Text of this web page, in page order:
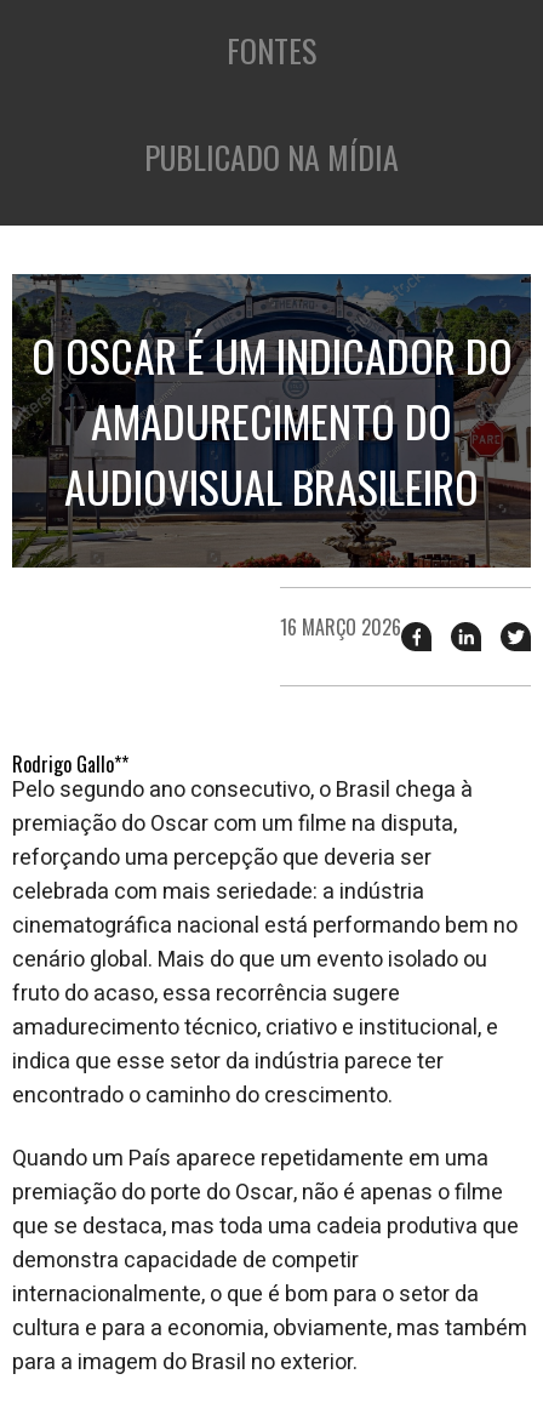
FONTES
PUBLICADO NA MÍDIA
O OSCAR É UM INDICADOR DO
AMADURECIMENTO DO
AUDIOVISUAL BRASILEIRO
16 MARÇO 2026 Compartilhar
esse
no
esse
no
Rodrigo Gallo**
Pelo segundo ano consecutivo, o Brasil chega à
premiação do Oscar com um filme na disputa,
reforçando uma percepção que deveria ser
celebrada com mais seriedade: a indústria
cinematográfica nacional está performando bem no
cenário global. Mais do que um evento isolado ou
fruto do acaso, essa recorrência sugere
amadurecimento técnico, criativo e institucional, e
indica que esse setor da indústria parece ter
encontrado o caminho do crescimento.
Quando um País aparece repetidamente em uma
premiação do porte do Oscar, não é apenas o filme
que se destaca, mas toda uma cadeia produtiva que
demonstra capacidade de competir
internacionalmente, o que é bom para o setor da
cultura e para a economia, obviamente, mas também
para a imagem do Brasil no exterior.